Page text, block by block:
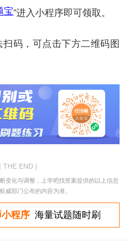
宝”进入小程序即可领取。
码，可点击下方二维码图
| THE END |
变化与调整，上学吧找答案提供的以上信息
威部门公布的内容为准。
程序海量试题随时刷